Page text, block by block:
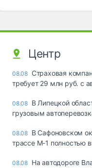
Центр
08.08 Страховая
требует 29 млн руб. с
08.08 В Липецкой
грузовым
08.08 В Сафоновском
трассе М-1 полностью
08.08 На автодороге